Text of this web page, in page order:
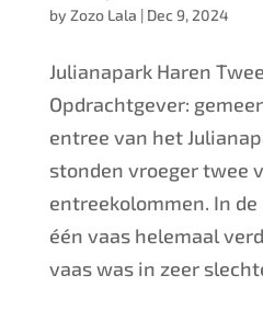
by Zozo Lala | Dec 9, 2024
Julianapark Haren
Opdrachtgever:
entree van het
stonden vroeger twee
entreekolommen. In
één vaas helemaal
vaas was in zeer